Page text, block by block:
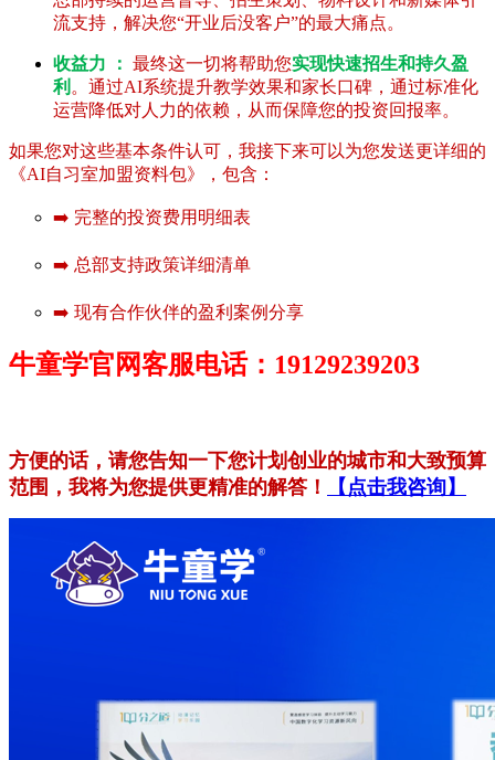
流支持，解决您“开业后没客户”的最大痛点。
收益力 ： 最终这一切将帮助您实现快速招生和持久盈
利 。通过AI系统提升教学效果和家长口碑，通过标准化
运营降低对人力的依赖，从而保障您的投资回报率。
如果您对这些基本条件认可，我接下来可以为您发送更详细的
《AI自习室加盟资料包》，包含：
➡️ 完整的投资费用明细表
➡️ 总部支持政策详细清单
➡️ 现有合作伙伴的盈利案例分享
牛童学官网客服电话：19129239203
方便的话，请您告知一下您计划创业的城市和大致预算
范围，我将为您提供更精准的解答！
【点击我咨询】